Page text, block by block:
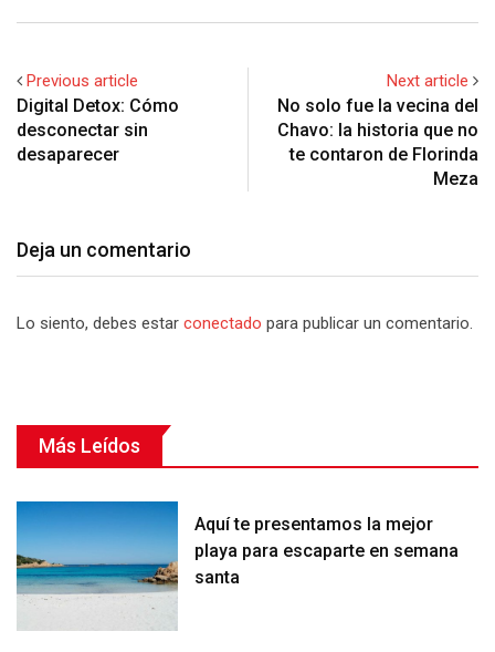
Previous article
Digital Detox: Cómo
desconectar sin
desaparecer
Next article
No solo fue la vecina del
Chavo: la historia que no
te contaron de Florinda
Meza
Deja un comentario
Lo siento, debes estar conectado para publicar un comentario.
Más Leídos
Aquí te presentamos la mejor
playa para escaparte en semana
santa